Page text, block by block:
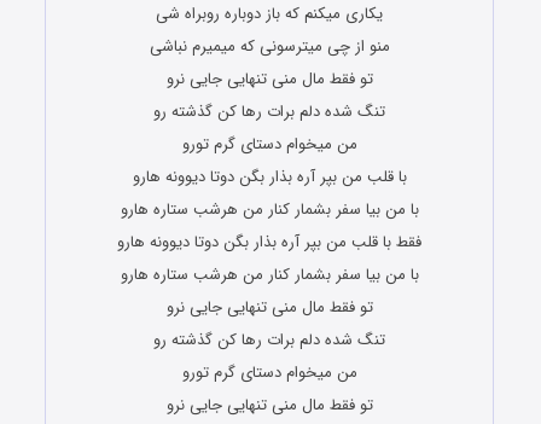
یکاری میکنم که باز دوباره روبراه شی
منو از چی میترسونی که میمیرم نباشی
تو فقط مال منی تنهایی جایی نرو
تنگ شده دلم برات رها کن گذشته رو
من میخوام دستای گرم تورو
با قلب من بپر آره بذار بگن دوتا دیوونه هارو
با من بیا سفر بشمار کنار من هرشب ستاره هارو
فقط با قلب من بپر آره بذار بگن دوتا دیوونه هارو
با من بیا سفر بشمار کنار من هرشب ستاره هارو
تو فقط مال منی تنهایی جایی نرو
تنگ شده دلم برات رها کن گذشته رو
من میخوام دستای گرم تورو
تو فقط مال منی تنهایی جایی نرو